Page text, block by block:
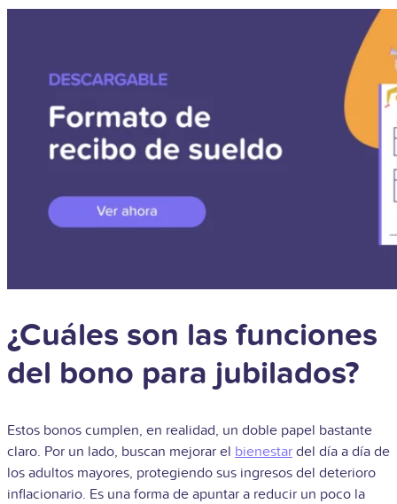
¿Cuáles son las funciones
del bono para jubilados?
Estos bonos cumplen, en realidad, un doble papel bastante
claro. Por un lado, buscan mejorar el bienestar del día a día de
los adultos mayores, protegiendo sus ingresos del deterioro
inflacionario. Es una forma de apuntar a reducir un poco la